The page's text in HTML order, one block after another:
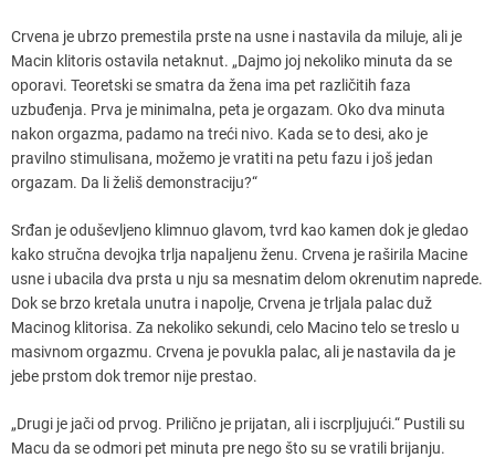
Crvena je ubrzo premestila prste na usne i nastavila da miluje, ali je
Macin klitoris ostavila netaknut. „Dajmo joj nekoliko minuta da se
oporavi. Teoretski se smatra da žena ima pet različitih faza
uzbuđenja. Prva je minimalna, peta je orgazam. Oko dva minuta
nakon orgazma, padamo na treći nivo. Kada se to desi, ako je
pravilno stimulisana, možemo je vratiti na petu fazu i još jedan
orgazam. Da li želiš demonstraciju?“
Srđan je oduševljeno klimnuo glavom, tvrd kao kamen dok je gledao
kako stručna devojka trlja napaljenu ženu. Crvena je raširila Macine
usne i ubacila dva prsta u nju sa mesnatim delom okrenutim naprede.
Dok se brzo kretala unutra i napolje, Crvena je trljala palac duž
Macinog klitorisa. Za nekoliko sekundi, celo Macino telo se treslo u
masivnom orgazmu. Crvena je povukla palac, ali je nastavila da je
jebe prstom dok tremor nije prestao.
„Drugi je jači od prvog. Prilično je prijatan, ali i iscrpljujući.“ Pustili su
Macu da se odmori pet minuta pre nego što su se vratili brijanju.